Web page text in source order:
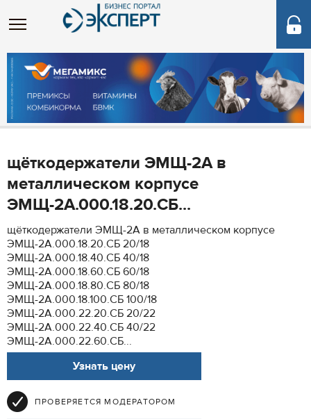
щёткодержатели ЭМЩ-2А в
металлическом корпусе
ЭМЩ-2А.000.18.20.СБ...
щёткодержатели ЭМЩ-2А в металлическом корпусе
ЭМЩ-2А.000.18.20.СБ 20/18
ЭМЩ-2А.000.18.40.СБ 40/18
ЭМЩ-2А.000.18.60.СБ 60/18
ЭМЩ-2А.000.18.80.СБ 80/18
ЭМЩ-2А.000.18.100.СБ 100/18
ЭМЩ-2А.000.22.20.СБ 20/22
ЭМЩ-2А.000.22.40.СБ 40/22
ЭМЩ-2А.000.22.60.СБ...
Узнать цену
ПРОВЕРЯЕТСЯ МОДЕРАТОРОМ